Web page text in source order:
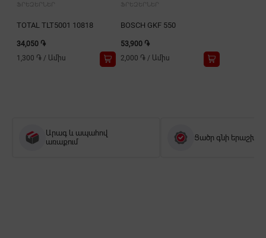
ՖՐԵԶԵՐՆԵՐ
TOTAL TLT5001 10818
34,050 ֏
1,300 ֏ / Ամիս
ՖՐԵԶԵՐՆԵՐ
BOSCH GKF 550
53,900 ֏
2,000 ֏ / Ամիս
Արագ և ապահով
առաքում
Ցածր գնի երաշխիք